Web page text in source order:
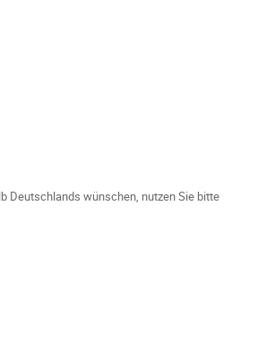
Deutschlands wünschen, nutzen Sie bitte